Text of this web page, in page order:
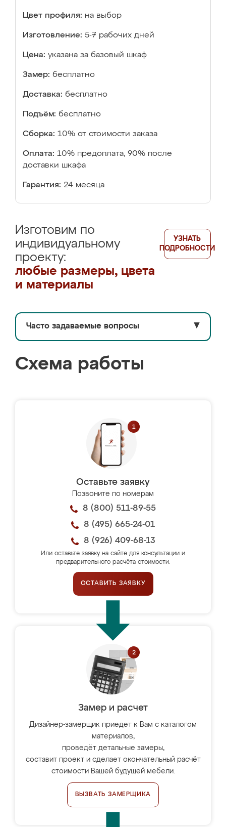
Цвет профиля: на выбор
Изготовление: 5-7 рабочих дней
Цена: указана за базовый шкаф
Замер: бесплатно
Доставка: бесплатно
Подъём: бесплатно
Сборка: 10% от стоимости заказа
Оплата: 10% предоплата, 90% после
доставки шкафа
Гарантия: 24 месяца
Изготовим по
индивидуальному
проекту:
любые размеры, цвета
и материалы
УЗНАТЬ
ПОДРОБНОСТИ
Часто задаваемые вопросы ▼
Схема работы
Оставьте заявку
Позвоните по номерам
8 (800) 511-89-55
8 (495) 665-24-01
8 (926) 409-68-13
Или оставьте заявку на сайте для консультации и
предварительного расчёта стоимости.
ОСТАВИТЬ ЗАЯВКУ
Замер и расчет
Дизайнер-замерщик приедет к Вам с каталогом
материалов,
проведёт детальные замеры,
составит проект и сделает окончательный расчёт
стоимости Вашей будущей мебели.
ВЫЗВАТЬ ЗАМЕРЩИКА